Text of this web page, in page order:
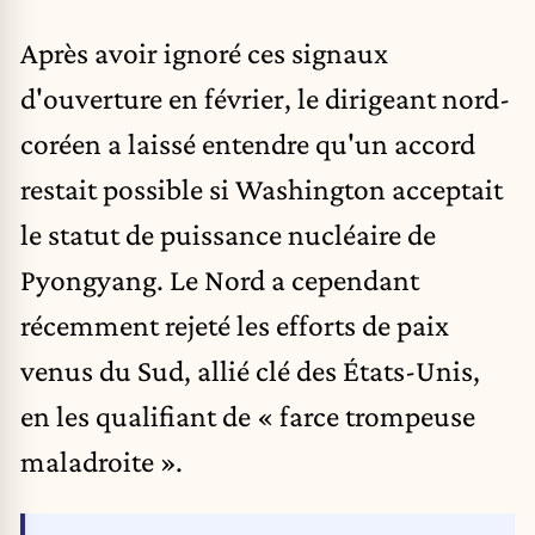
Après avoir ignoré ces signaux
d'ouverture en février, le dirigeant nord-
coréen a laissé entendre qu'un accord
restait possible si Washington acceptait
le statut de puissance nucléaire de
Pyongyang. Le Nord a cependant
récemment rejeté les efforts de paix
venus du Sud, allié clé des États-Unis,
en les qualifiant de « farce trompeuse
maladroite ».